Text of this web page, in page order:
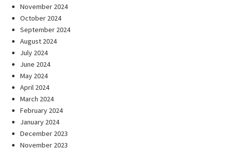
November 2024
October 2024
September 2024
August 2024
July 2024
June 2024
May 2024
April 2024
March 2024
February 2024
January 2024
December 2023
November 2023